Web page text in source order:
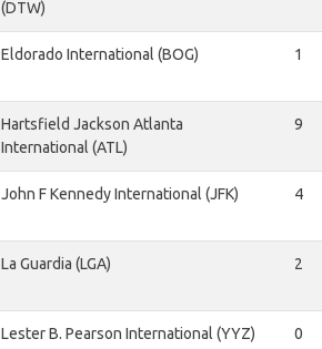
(DTW)
Eldorado International (BOG) 1
Hartsfield Jackson Atlanta
International (ATL)
9
John F Kennedy International (JFK) 4
La Guardia (LGA) 2
Lester B. Pearson International (YYZ) 0